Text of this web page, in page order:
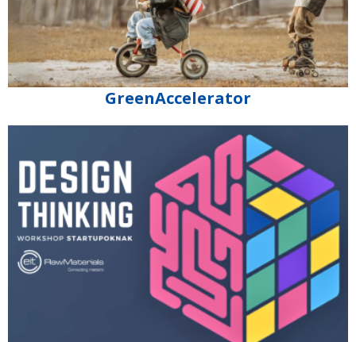
GreenAccelerator